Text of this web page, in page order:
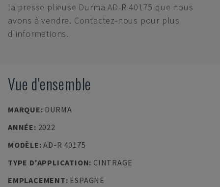
la presse plieuse Durma AD-R 40175 que nous
avons à vendre. Contactez-nous pour plus
d'informations.
Vue d'ensemble
MARQUE: DURMA
ANNÉE: 2022
MODÈLE:AD-R 40175
TYPE D'APPLICATION: CINTRAGE
EMPLACEMENT: ESPAGNE